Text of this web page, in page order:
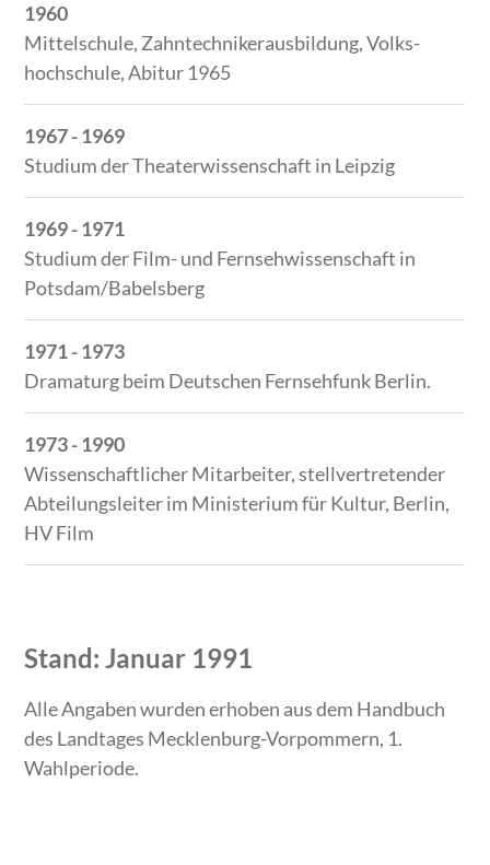
1960
Mittelschule, Zahntechnikerausbildung, Volks­
hochschule, Abitur 1965
1967 - 1969
Studium der Theater­wissenschaft in Leipzig
1969 - 1971
Studium der Film- und Fern­sehwissenschaft in
Potsdam/Babelsberg
1971 - 1973
Dra­maturg beim Deutschen Fernsehfunk Berlin.
1973 - 1990
Wissenschaftlicher Mitarbeiter, stellvertretender
Abteilungsleiter im Ministe­rium für Kultur, Berlin,
HV Film
Stand: Januar 1991
Alle Angaben wurden erhoben aus dem Handbuch
des Landtages Mecklenburg-Vorpommern, 1.
Wahlperiode.